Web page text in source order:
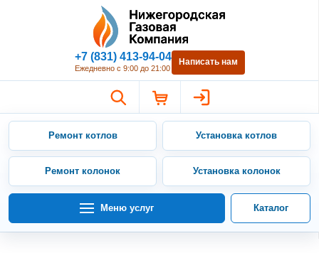
Нижегородская Газовая
+7 (831) 413-94-04
Ежедневно с 9:00 до 21:00
Написать нам
Ремонт котлов Установка котлов
Ремонт колонок Установка колонок
Меню услуг Каталог